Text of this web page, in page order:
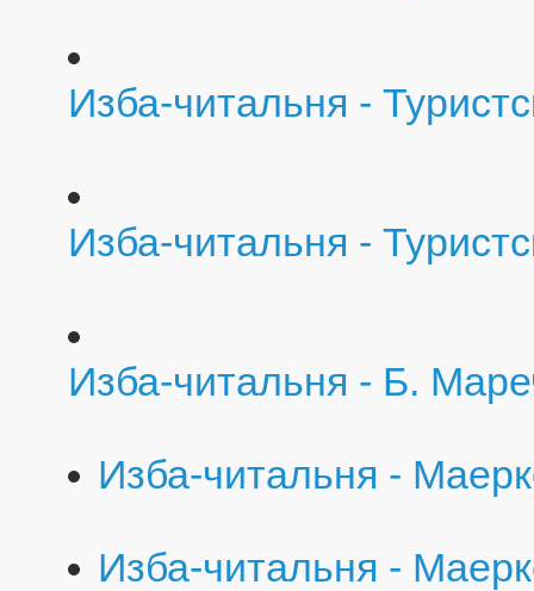
Изба-читальня -
Изба-читальня -
Изба-читальня - Б.
Изба-читальня -
Изба-читальня -